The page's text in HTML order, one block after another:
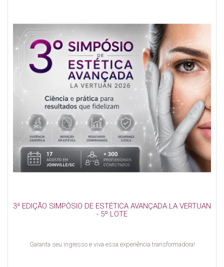
3ª EDIÇÃO SIMPÓSIO DE ESTÉTICA AVANÇADA LA VERTUAN
- 5º LOTE
Garanta seu ingresso e viva essa experiência transformadora!